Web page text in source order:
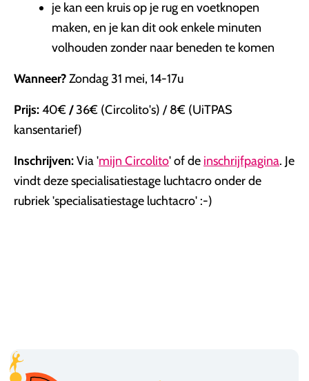
je kan een kruis op je rug en voetknopen
maken, en je kan dit ook enkele minuten
volhouden zonder naar beneden te komen
Wanneer?Zondag 31 mei, 14-17u
Prijs:40€/36€ (Circolito's) / 8€ (UiTPAS
kansentarief)
Inschrijven:Via 'mijn Circolito' of de inschrijfpagina. Je
vindt deze specialisatiestage luchtacro onder de
rubriek 'specialisatiestage luchtacro' :-)